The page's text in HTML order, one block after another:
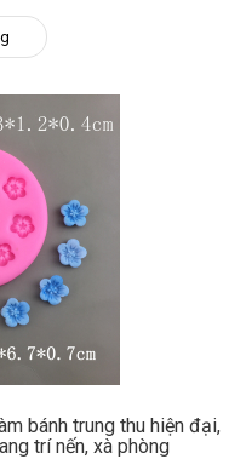
bánh trung thu hiện đại,
trí nến, xà phòng